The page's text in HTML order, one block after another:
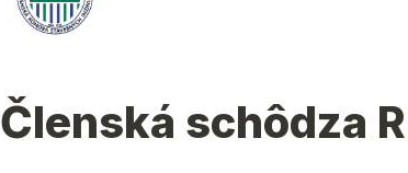
Členská schôdza